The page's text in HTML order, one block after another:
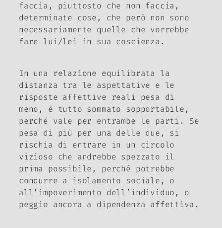
faccia, piuttosto che non faccia,
determinate cose, che però non sono
necessariamente quelle che vorrebbe
fare lui/lei in sua coscienza.
In una relazione equilibrata la
distanza tra le aspettative e le
risposte affettive reali pesa di
meno, è tutto sommato sopportabile,
perché vale per entrambe le parti. Se
pesa di più per una delle due, si
rischia di entrare in un circolo
vizioso che andrebbe spezzato il
prima possibile, perché potrebbe
condurre a isolamento sociale, o
all’impoverimento dell’individuo, o
peggio ancora a dipendenza affettiva.